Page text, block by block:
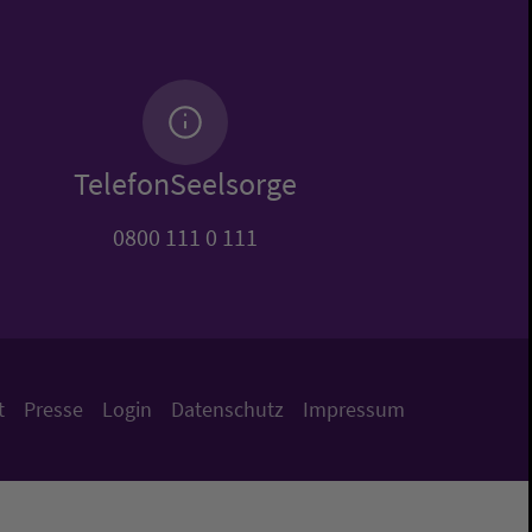
TelefonSeelsorge
0800 111 0 111
Presse Login Datenschutz Impressum